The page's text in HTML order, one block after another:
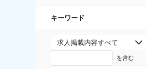
キーワード
求人掲載内容すべて
を含む